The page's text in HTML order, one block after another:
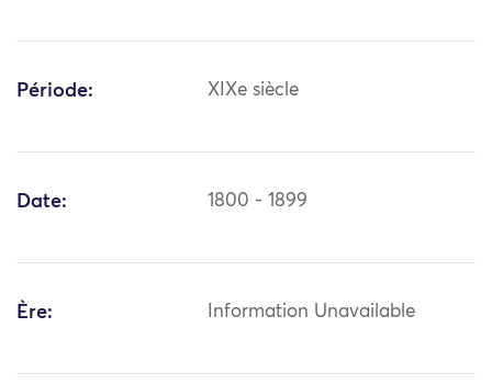
Période: XIXe siècle
Date: 1800 - 1899
Ère: Information Unavailable